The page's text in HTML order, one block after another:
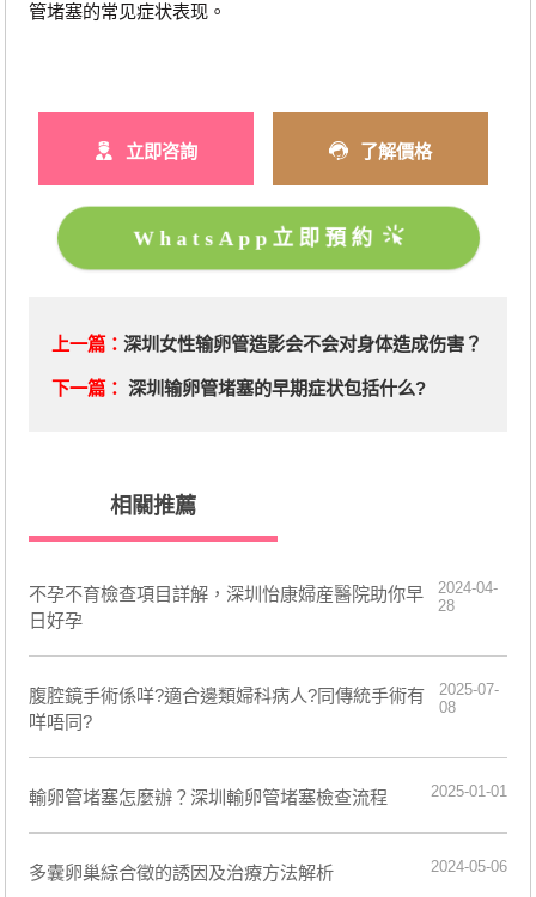
管堵塞的常见症状表现。
立即咨詢 了解價格
WhatsApp立即預約
上一篇： 深圳女性输卵管造影会不会对身体造成伤害？
下一篇： 深圳输卵管堵塞的早期症状包括什么?
相關推薦
不孕不育檢查項目詳解，深圳怡康婦産醫院助你早
日好孕
2024-04-
28
腹腔鏡手術係咩?適合邊類婦科病人?同傳統手術有
咩唔同?
2025-07-
08
輸卵管堵塞怎麼辦？深圳輸卵管堵塞檢查流程 2025-01-01
多囊卵巢綜合徵的誘因及治療方法解析 2024-05-06